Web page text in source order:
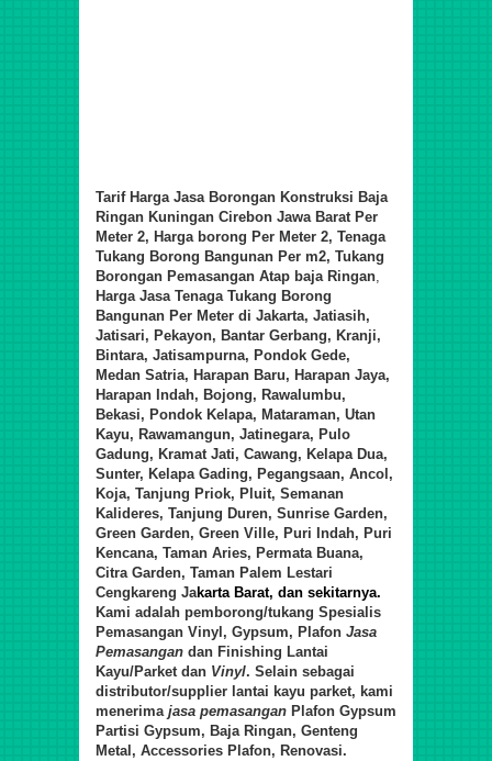
Tarif Harga Jasa Borongan Konstruksi Baja
Ringan Kuningan Cirebon Jawa Barat Per
Meter 2, Harga borong Per Meter 2, Tenaga
Tukang Borong Bangunan Per m2, Tukang
Borongan Pemasangan Atap baja Ringan,
Harga Jasa Tenaga Tukang Borong
Bangunan Per Meter di Jakarta, Jatiasih,
Jatisari, Pekayon, Bantar Gerbang, Kranji,
Bintara, Jatisampurna, Pondok Gede,
Medan Satria, Harapan Baru, Harapan Jaya,
Harapan Indah, Bojong, Rawalumbu,
Bekasi, Pondok Kelapa, Mataraman, Utan
Kayu, Rawamangun, Jatinegara, Pulo
Gadung, Kramat Jati, Cawang, Kelapa Dua,
Sunter, Kelapa Gading, Pegangsaan, Ancol,
Koja, Tanjung Priok, Pluit, Semanan
Kalideres, Tanjung Duren, Sunrise Garden,
Green Garden, Green Ville, Puri Indah, Puri
Kencana, Taman Aries, Permata Buana,
Citra Garden, Taman Palem Lestari
Cengkareng Jakarta Barat, dan sekitarnya.
Kami adalah pemborong/tukang Spesialis
Pemasangan Vinyl, Gypsum, Plafon Jasa
Pemasangan dan Finishing Lantai
Kayu/Parket dan Vinyl. Selain sebagai
distributor/supplier lantai kayu parket, kami
menerima jasa pemasangan Plafon Gypsum
Partisi Gypsum, Baja Ringan, Genteng
Metal, Accessories Plafon, Renovasi.